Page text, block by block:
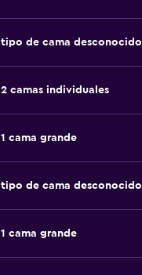
de cama desconocido
camas individuales
cama grande
de cama desconocido
cama grande